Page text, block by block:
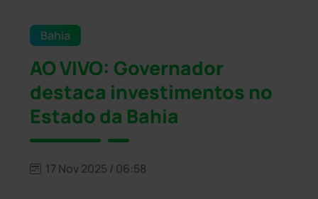
Bahia
AO VIVO: Governador
destaca investimentos no
Estado da Bahia
17 Nov 2025 / 06:58